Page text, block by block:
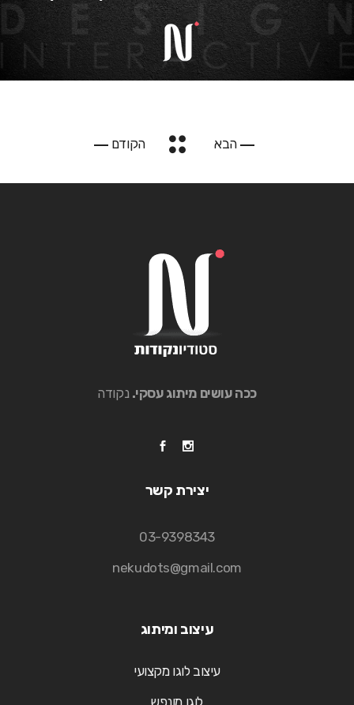
הבא הקודם
ככה עושים מיתוג עסקי. נקודה
יצירת קשר
03-9398343
nekudots@gmail.com
עיצוב ומיתוג
עיצוב לוגו מקצועי